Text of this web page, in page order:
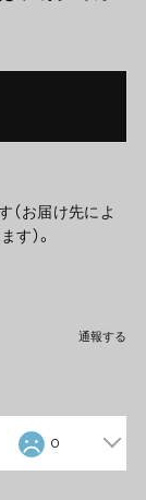
お届け先によ
）。
通報する
0